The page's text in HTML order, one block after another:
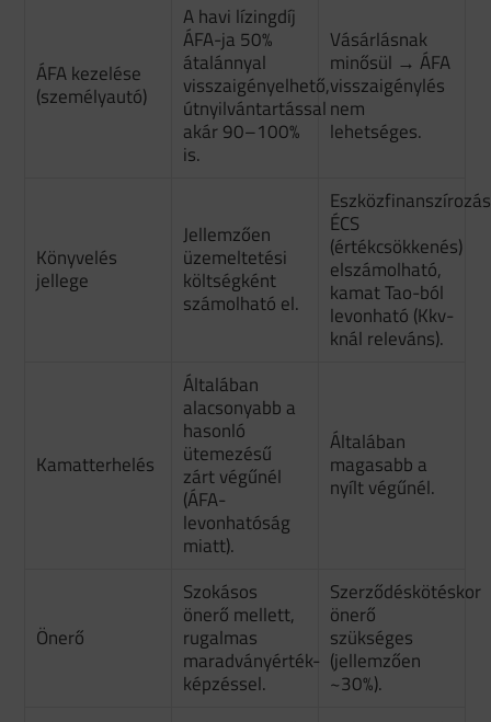
ÁFA kezelése
(személyautó)
A havi lízingdíj
ÁFA-ja 50%
átalánnyal
visszaigényelhető,
útnyilvántartással
akár 90–100%
is.
Vásárlásnak
minősül → ÁFA
visszaigénylés
nem
lehetséges.
Könyvelés
jellege
Jellemzően
üzemeltetési
költségként
számolható el.
ÉCS
(értékcsökkenés)
elszámolható,
kamat Tao-ból
levonható (Kkv-
knál releváns).
Kamatterhelés
Általában
alacsonyabb a
hasonló
ütemezésű
zárt végűnél
(ÁFA-
levonhatóság
miatt).
Általában
magasabb a
nyílt végűnél.
Önerő
Szokásos
önerő mellett,
rugalmas
maradványérték-
képzéssel.
Szerződéskötéskor
önerő
szükséges
(jellemzően
~30%).